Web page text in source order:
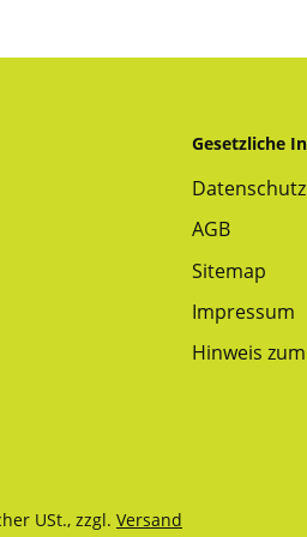
Gesetzliche
Datenschutz
AGB
Sitemap
Impressum
Hinweis
USt., zzgl. Versand